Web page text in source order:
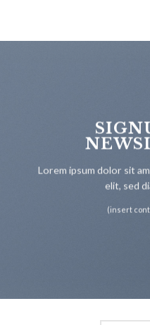
Lorem ipsum dolor sit
elit, sed
(insert